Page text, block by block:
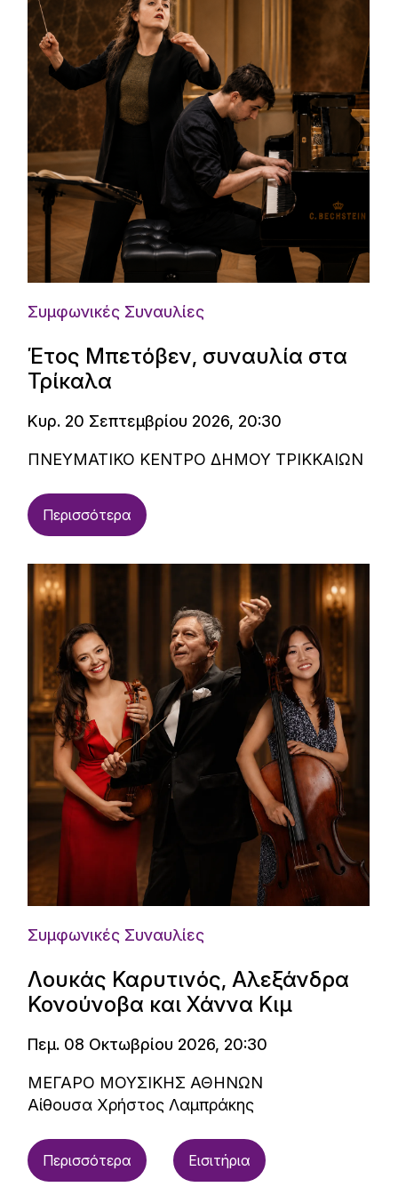
Συμφωνικές Συναυλίες
Έτος Μπετόβεν, συναυλία στα
Τρίκαλα
Κυρ. 20 Σεπτεμβρίου 2026, 20:30
ΠΝΕΥΜΑΤΙΚΟ ΚΕΝΤΡΟ ΔΗΜΟΥ ΤΡΙΚΚΑΙΩΝ
Περισσότερα
Συμφωνικές Συναυλίες
Λουκάς Καρυτινός, Αλεξάνδρα
Κονούνοβα και Χάννα Κιμ
Πεμ. 08 Οκτωβρίου 2026, 20:30
ΜΕΓΑΡΟ ΜΟΥΣΙΚΗΣ ΑΘΗΝΩΝ
Αίθουσα Χρήστος Λαμπράκης
Περισσότερα Εισιτήρια